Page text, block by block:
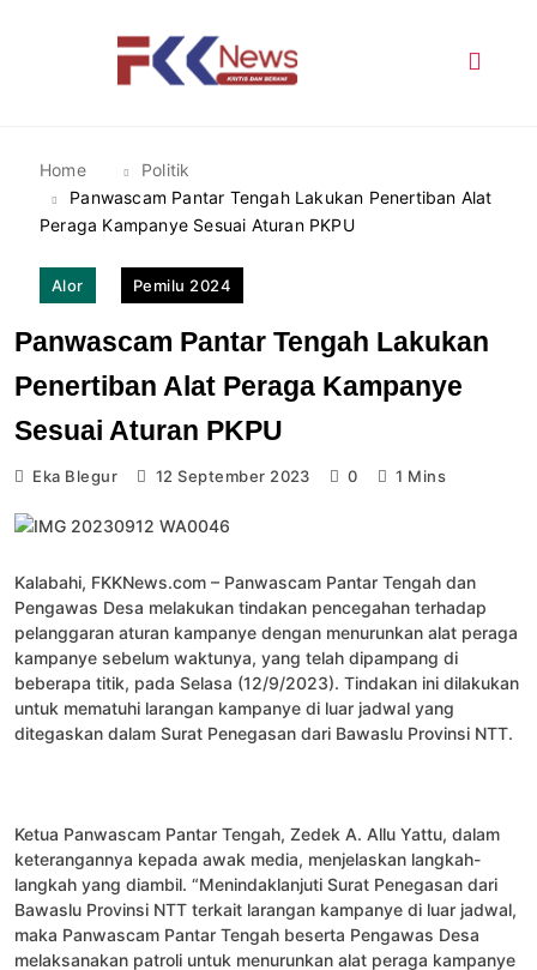
Home
Politik
Panwascam Pantar Tengah Lakukan Penertiban Alat
Peraga Kampanye Sesuai Aturan PKPU
Alor Pemilu 2024
Panwascam Pantar Tengah Lakukan
Penertiban Alat Peraga Kampanye
Sesuai Aturan PKPU
Eka Blegur 12 September 2023 0 1 Mins
Kalabahi, FKKNews.com – Panwascam Pantar Tengah dan
Pengawas Desa melakukan tindakan pencegahan terhadap
pelanggaran aturan kampanye dengan menurunkan alat peraga
kampanye sebelum waktunya, yang telah dipampang di
beberapa titik, pada Selasa (12/9/2023). Tindakan ini dilakukan
untuk mematuhi larangan kampanye di luar jadwal yang
ditegaskan dalam Surat Penegasan dari Bawaslu Provinsi NTT.
Ketua Panwascam Pantar Tengah, Zedek A. Allu Yattu, dalam
keterangannya kepada awak media, menjelaskan langkah-
langkah yang diambil. “Menindaklanjuti Surat Penegasan dari
Bawaslu Provinsi NTT terkait larangan kampanye di luar jadwal,
maka Panwascam Pantar Tengah beserta Pengawas Desa
melaksanakan patroli untuk menurunkan alat peraga kampanye